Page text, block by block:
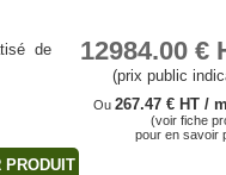
de
12984.00 €
(prix public
Ou267.47 € HT /
(voir fiche
pour en savoir
PRODUIT